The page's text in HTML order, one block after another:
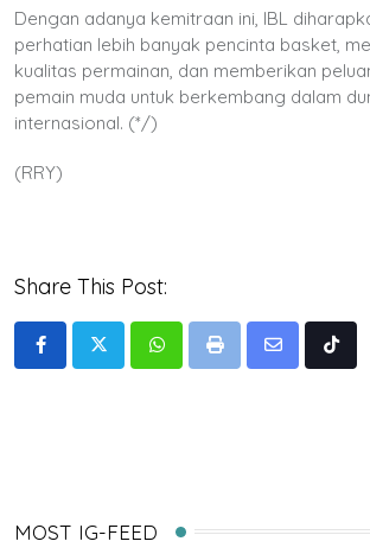
Dengan adanya kemitraan ini, IBL
perhatian lebih banyak pencinta basket,
kualitas permainan, dan memberikan
pemain muda untuk berkembang dalam
internasional. (*/)
(RRY)
Share This Post:
WhatsappPrint
Share
Tiktok
MOST IG-FEED